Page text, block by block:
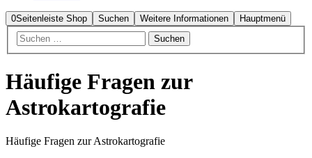
0Seitenleiste Shop Suchen Weitere Informationen Hauptmenü
Häufige Fragen zur
Astrokartografie
Häufige Fragen zur Astrokartografie